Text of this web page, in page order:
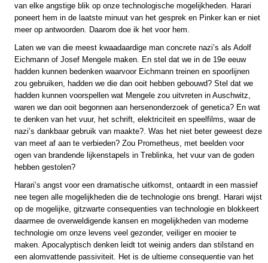
van elke angstige blik op onze technologische mogelijkheden. Harari
poneert hem in de laatste minuut van het gesprek en Pinker kan er niet
meer op antwoorden. Daarom doe ik het voor hem.
Laten we van die meest kwaadaardige man concrete nazi’s als Adolf
Eichmann of Josef Mengele maken. En stel dat we in de 19e eeuw
hadden kunnen bedenken waarvoor Eichmann treinen en spoorlijnen
zou gebruiken, hadden we die dan ooit hebben gebouwd? Stel dat we
hadden kunnen voorspellen wat Mengele zou uitvreten in Auschwitz,
waren we dan ooit begonnen aan hersenonderzoek of genetica? En wat
te denken van het vuur, het schrift, elektriciteit en speelfilms, waar de
nazi’s dankbaar gebruik van maakte?. Was het niet beter geweest deze
van meet af aan te verbieden? Zou Prometheus, met beelden voor
ogen van brandende lijkenstapels in Treblinka, het vuur van de goden
hebben gestolen?
Harari’s angst voor een dramatische uitkomst, ontaardt in een massief
nee tegen alle mogelijkheden die de technologie ons brengt. Harari wijst
op de mogelijke, gitzwarte consequenties van technologie en blokkeert
daarmee de overweldigende kansen en mogelijkheden van moderne
technologie om onze levens veel gezonder, veiliger en mooier te
maken. Apocalyptisch denken leidt tot weinig anders dan stilstand en
een alomvattende passiviteit. Het is de ultieme consequentie van het